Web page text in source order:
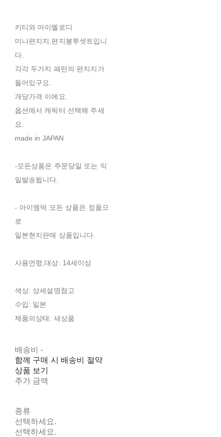
키티와 마이멜로디
미니편지지,편지봉투셋트입니
다.
각각 두가지 패턴의 편지지가
들어있구요.
개당가격 이에요.
옵션에서 캐릭터 선택해 주세
요.
made in JAPAN
-모든상품은 주문당일 또는 익
일발송됩니다.
- 아이엠덕 모든 상품은 정품으
로
일본현지판매 상품입니다.
사용연령,대상: 14세이상
색상: 상세설명참고
수입: 일본
제품의상태: 새상품
배송비-
함께 구매 시 배송비 절약
상품 보기
추가 금액
종류
선택하세요.
선택하세요.